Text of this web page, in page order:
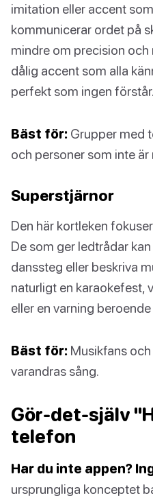
imitation eller accent
kommunicerar ordet på
mindre om precision och
dålig accent som alla
perfekt som ingen förstår.
Bäst för: Grupper med
och personer som inte
Superstjärnor
Den här kortleken
De som ger ledtrådar
danssteg eller beskriva
naturligt en karaokefest,
eller en varning
Bäst för: Musikfans
varandras sång.
Gör-det-själv
telefon
Har du inte appen?
ursprungliga konceptet